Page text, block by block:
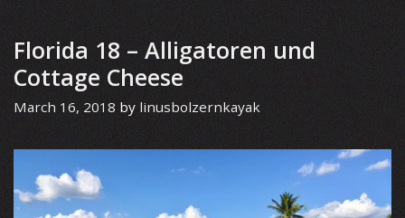
Florida 18 – Alligatoren und
Cottage Cheese
March 16, 2018 by linusbolzernkayak